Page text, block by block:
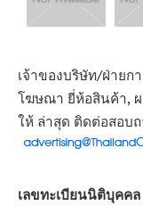
เจ้าของบริษัท/ฝ่ายก
โฆษณา ยี่ห้อสินค้า,
ให้ ล่าสุด ติดต่อสอบ
เลขทะเบียนนิติบุคคล